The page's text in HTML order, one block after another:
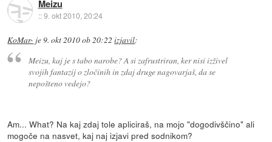
Meizu
::9. okt 2010, 20:24
KoMar- je9. okt 2010 ob 20:22 izjavil:
Meizu, kaj je s tabo narobe? A si zafrustriran, ker nisi izživel
svojih fantazij o zločinih in zdaj druge nagovarjaš, da se
nepošteno vedejo?
Am... What? Na kaj zdaj tole apliciraš, na mojo "dogodivščino" ali
mogoče na nasvet, kaj naj izjavi pred sodnikom?